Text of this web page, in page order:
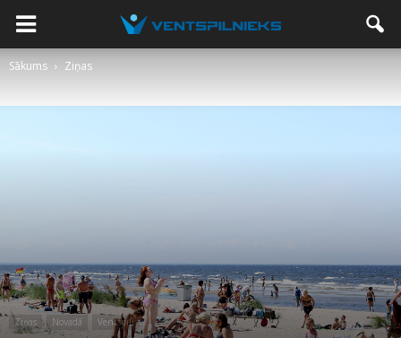
Sākums Ziņas
Ziņas Novadā Ventspilī